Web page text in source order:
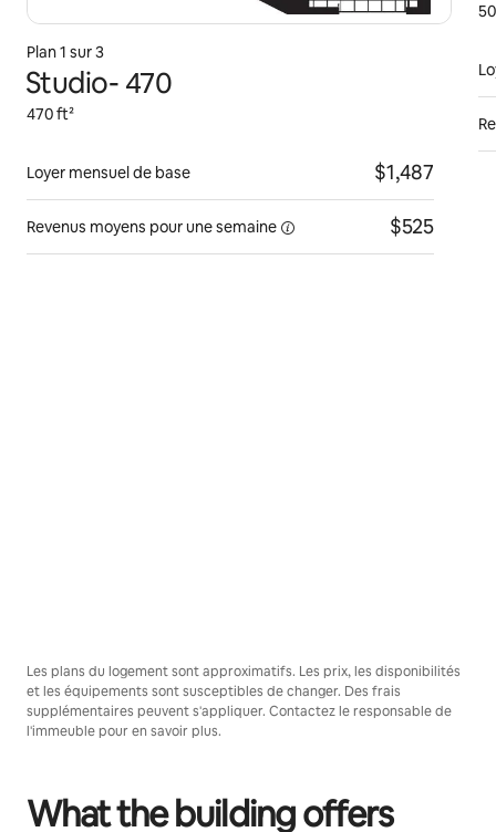
Plan 1 sur 3
Studio- 470
470 ft²
Loyer mensuel de base $1,487
Revenus moyens pour unesemaine $525
Les plans du logement sont approximatifs. Les prix, les disponibilités
et les équipements sont susceptibles de changer. Des frais
supplémentaires peuvent s'appliquer. Contactez le responsable de
l'immeuble pour en savoir plus.
What the building offers